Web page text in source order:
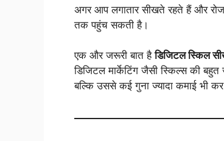
अगर आप लगातार सीखते रहते हैं और
तक पहुंच सकती है।
एक और जरूरी बात हैडिजिटल स्किल
डिजिटल मार्केटिंग जैसी स्किल्स की
बल्कि उससे कई गुना ज्यादा कमाई भी